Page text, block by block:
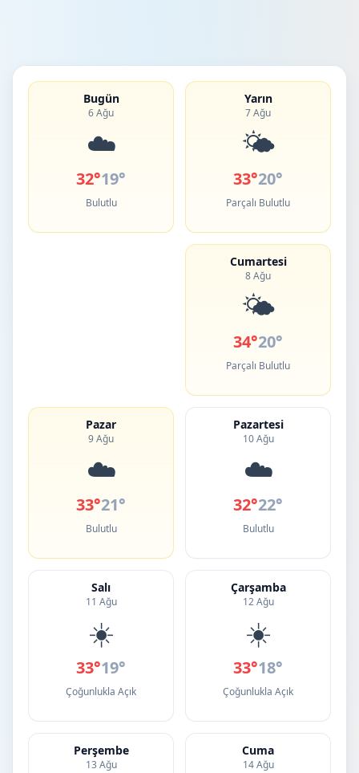
Bugün
6 Ağu
☁️
32°19°
Bulutlu
Yarın
7 Ağu
🌤️
33°20°
Parçalı Bulutlu
Cumartesi
8 Ağu
🌤️
34°20°
Parçalı Bulutlu
Pazar
9 Ağu
☁️
33°21°
Bulutlu
Pazartesi
10 Ağu
☁️
32°22°
Bulutlu
Salı
11 Ağu
☀️
33°19°
Çoğunlukla Açık
Çarşamba
12 Ağu
☀️
33°18°
Çoğunlukla Açık
Perşembe
13 Ağu
Cuma
14 Ağu